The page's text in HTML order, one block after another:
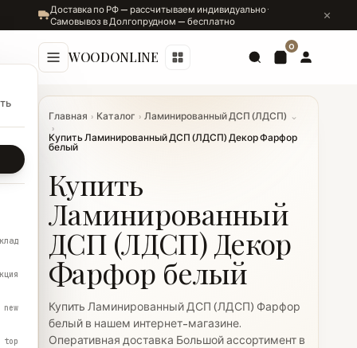
Доставка по РФ — рассчитываем индивидуально ·
Самовывоз в Долгопрудном — бесплатно
WOODONLINE
0
Главная › Каталог › Ламинированный ДСП (ЛДСП) ⌄
›
Купить Ламинированный ДСП (ЛДСП) Декор Фарфор
белый
Купить
Ламинированный
ДСП (ЛДСП) Декор
Фарфор белый
Купить Ламинированный ДСП (ЛДСП) Фарфор
белый в нашем интернет-магазине.
Оперативная доставка Большой ассортимент в
new
top